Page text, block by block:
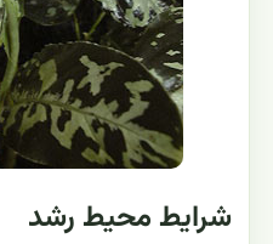
شرایط محیط رشد